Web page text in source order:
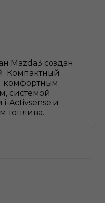
Mazda3 создан
Компактный
комфортным
системой
i-Activsense и
топлива.